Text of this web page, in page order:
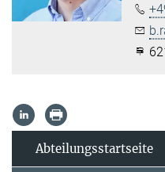
Abteilungsstartseite